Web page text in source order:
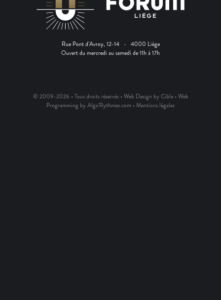
Rue Pont d'Avroy, 12-14 - 4000 Liège
Ouvert du mercredi au samedi de 11h à 17h
© 2009-2026 • Tous droits réservés • Web Design by Cible • Web
Programming by Algo'Rythmes.com •Mentions légales